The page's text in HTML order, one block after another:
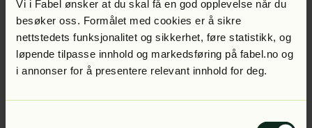
Vi i Fabel ønsker at du skal få en god opplevelse når du
besøker oss. Formålet med cookies er å sikre
nettstedets funksjonalitet og sikkerhet, føre statistikk, og
løpende tilpasse innhold og markedsføring på fabel.no og
i annonser for å presentere relevant innhold for deg.